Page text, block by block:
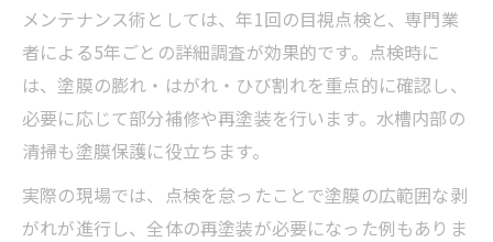
メンテナンス術としては、年1回の目視点検と、専門業
者による5年ごとの詳細調査が効果的です。点検時に
は、塗膜の膨れ・はがれ・ひび割れを重点的に確認し、
必要に応じて部分補修や再塗装を行います。水槽内部の
清掃も塗膜保護に役立ちます。
実際の現場では、点検を怠ったことで塗膜の広範囲な剥
がれが進行し、全体の再塗装が必要になった例もありま